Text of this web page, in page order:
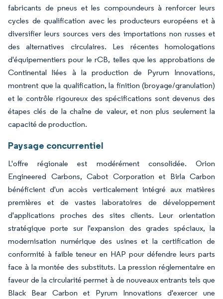
fabricants de pneus et les compoundeurs à renforcer leurs
cycles de qualification avec les producteurs européens et à
diversifier leurs sources vers des importations non russes et
des alternatives circulaires. Les récentes homologations
d'équipementiers pour le rCB, telles que les approbations de
Continental liées à la production de Pyrum Innovations,
montrent que la qualification, la finition (broyage/granulation)
et le contrôle rigoureux des spécifications sont devenus des
étapes clés de la chaîne de valeur, et non plus seulement la
capacité de production.
Paysage concurrentiel
L'offre régionale est modérément consolidée. Orion
Engineered Carbons, Cabot Corporation et Birla Carbon
bénéficient d'un accès verticalement intégré aux matières
premières et de vastes laboratoires de développement
d'applications proches des sites clients. Leur orientation
stratégique porte sur l'expansion des grades spéciaux, la
modernisation numérique des usines et la certification de
conformité à faible teneur en HAP pour défendre leurs parts
face à la montée des substituts. La pression réglementaire en
faveur de la circularité permet à de nouveaux entrants tels que
Black Bear Carbon et Pyrum Innovations d'exercer une